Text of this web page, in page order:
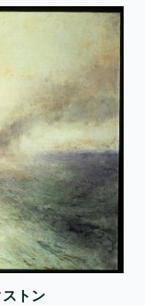
トン